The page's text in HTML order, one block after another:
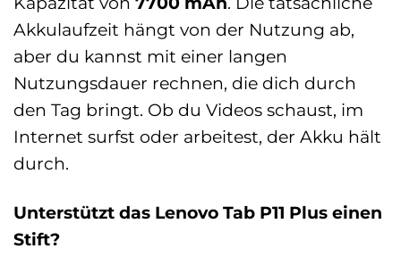
Akkulaufzeit hängt von der Nutzung ab,
aber du kannst mit einer langen
Nutzungsdauer rechnen, die dich durch
den Tag bringt. Ob du Videos schaust, im
Internet surfst oder arbeitest, der Akku hält
durch.
Unterstützt das Lenovo Tab P11 Plus einen
Stift?